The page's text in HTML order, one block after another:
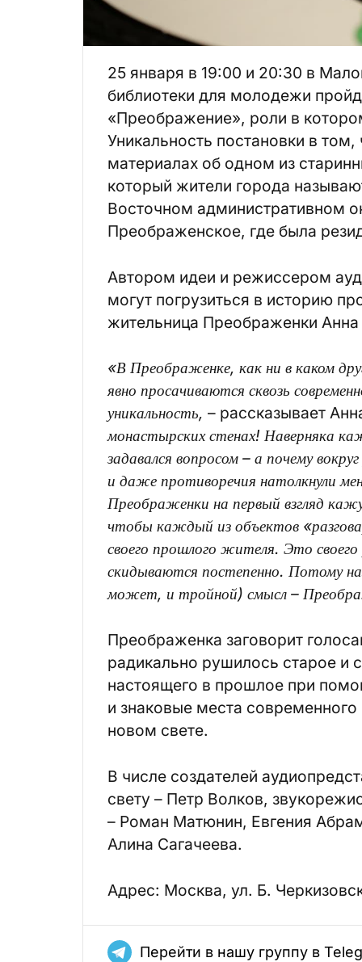
25 января в 19:00 и 20:30 в
библиотеки для молодежи
«Преображение», роли в
Уникальность постановки в
материалах об одном из
который жители города
Восточном административном
Преображенское, где была
Автором идеи и режиссером
могут погрузиться в историю
жительница Преображенки
«В Преображенке, как ни в каком
явно просачиваются сквозь
уникальность, – рассказывает
монастырских стенах! Наверняка
задавался вопросом – а почему
и даже противоречия натолкнули
Преображенки на первый взгляд
чтобы каждый из объектов
своего прошлого жителя. Это
скидываются постепенно. Потому
может, и тройной) смысл –
Преображенка заговорит
радикально рушилось старое и
настоящего в прошлое при
и знаковые места
новом свете.
В числе создателей
свету – Петр Волков,
– Роман Матюнин, Евгения
Алина Сагачеева.
Адрес: Москва, ул. Б.
Перейти в нашу группу в